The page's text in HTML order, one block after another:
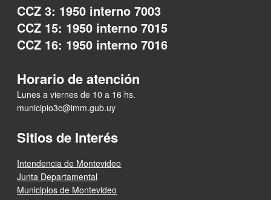
CCZ 3: 1950 interno 7003
CCZ 15: 1950 interno 7015
CCZ 16: 1950 interno 7016
Horario de atención
Lunes a viernes de 10 a 16 hs.
municipio3c@imm.gub.uy
Sitios de Interés
Intendencia de Montevideo
Junta Departamental
Municipios de Montevideo